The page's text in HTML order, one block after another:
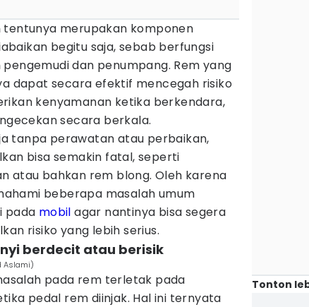
merupakan komponen
begitu saja, sebab berfungsi
dan penumpang. Rem yang
dapat secara efektif mencegah risiko
kenyamanan ketika berkendara,
secara berkala.
tanpa perawatan atau perbaikan,
bisa semakin fatal, seperti
atau bahkan rem blong. Oleh karena
beberapa masalah umum
pada mobil agar nantinya bisa segera
risiko yang lebih serius.
berdecit atau berisik
Aslami)
pada rem terletak pada
pedal rem diinjak. Hal ini ternyata
Tonton